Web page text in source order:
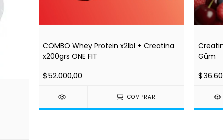
COMBO Whey Protein x2lbl + Creatina
x200grs ONE FIT
$52.000,00
COMPRAR
Güm